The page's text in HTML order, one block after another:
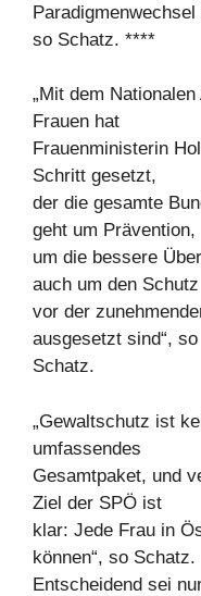
Paradigmenwechsel
so Schatz. ****
„Mit dem
Frauen hat
Frauenministerin
Schritt gesetzt,
der die gesamte
geht um Prävention,
um die bessere
auch um den Schutz
vor der
ausgesetzt sind“, so
Schatz.
„Gewaltschutz ist
umfassendes
Gesamtpaket, und
Ziel der SPÖ ist
klar: Jede Frau in
können“, so Schatz.
Entscheidend sei